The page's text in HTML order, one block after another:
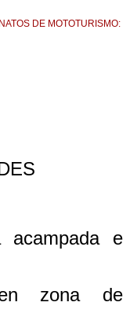
DE MOTOTURISMO:
acampada e
zona de